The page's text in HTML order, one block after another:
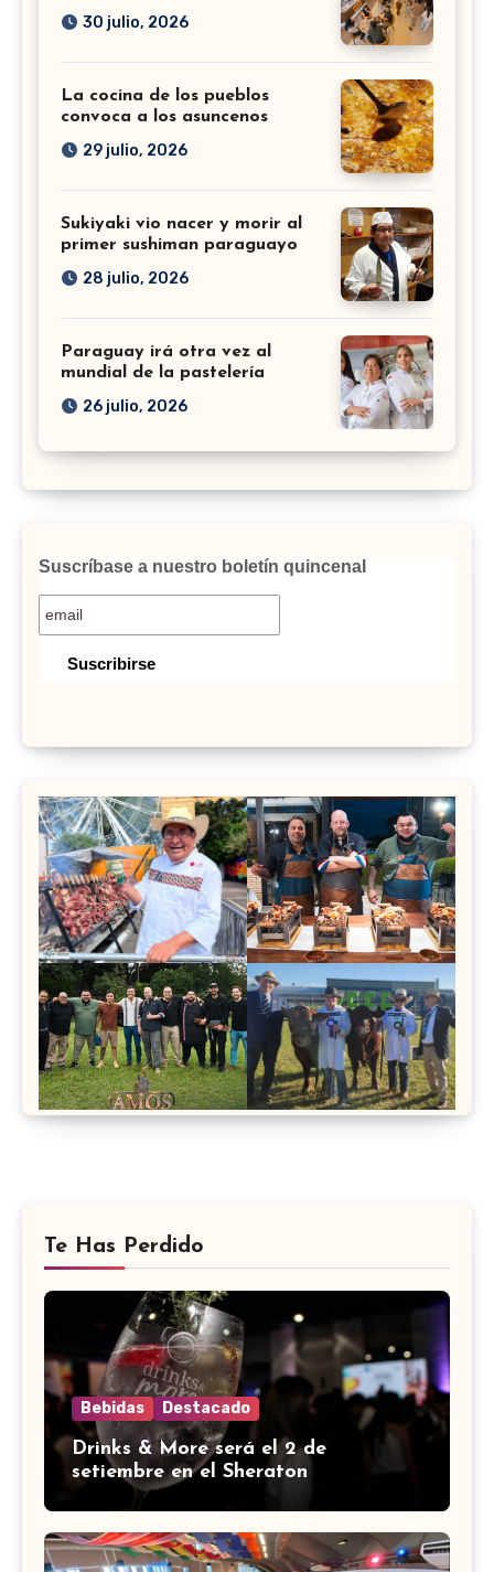
30 julio, 2026
La cocina de los pueblos
convoca a los asuncenos
29 julio, 2026
Sukiyaki vio nacer y morir al
primer sushiman paraguayo
28 julio, 2026
Paraguay irá otra vez al
mundial de la pastelería
26 julio, 2026
Suscríbase a nuestro boletín quincenal
Te Has Perdido
Bebidas Destacado
Drinks & More será el 2 de
setiembre en el Sheraton